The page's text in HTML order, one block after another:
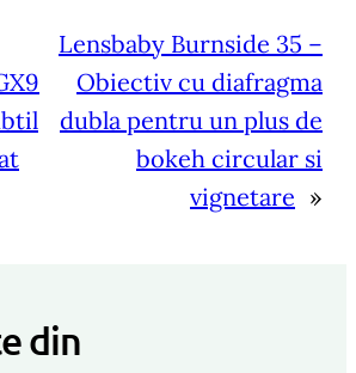
Lensbaby Burnside 35 –
Obiectiv cu diafragma
dubla pentru un plus de
bokeh circular si
vignetare »
din